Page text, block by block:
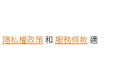
隱私權政策和 服務條款 適